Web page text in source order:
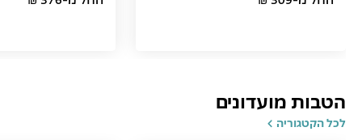
הטבות מועדונים
לכל הקטגוריה